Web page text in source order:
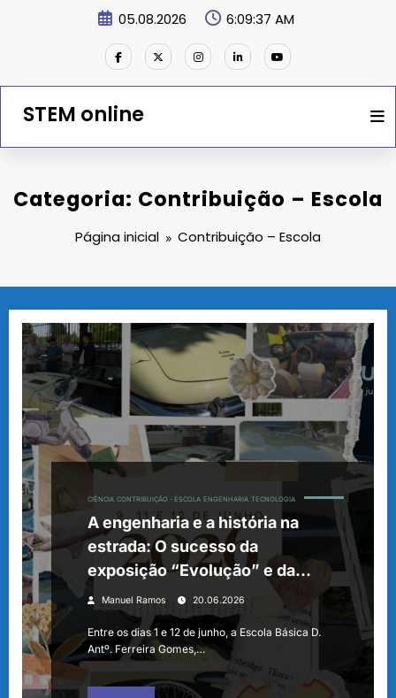
05.08.2026 6:09:37 AM
STEM online
Categoria: Contribuição – Escola
Página inicial Contribuição – Escola
CIÊNCIA CONTRIBUIÇÃO - ESCOLA ENGENHARIA TECNOLOGIA
A engenharia e a história na
estrada: O sucesso da
exposição “Evolução” e da
mostra “Lendas da Estrada”
Manuel Ramos 20.06.2026
Entre os dias 1 e 12 de junho, a Escola Básica D.
Antº. Ferreira Gomes,…